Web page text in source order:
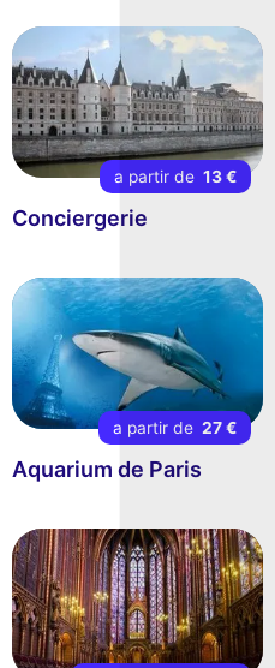
a partir de 13 €
Conciergerie
a partir de 27 €
Aquarium de Paris